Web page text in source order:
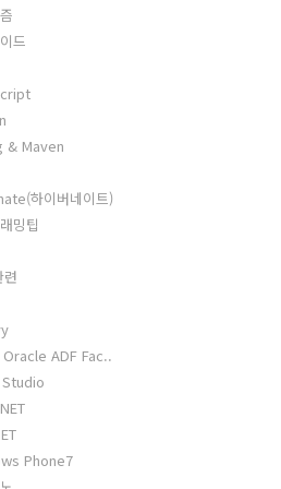
드
& Maven
하이버네이트)
밍팁
련
ADF Fac..
Phone7